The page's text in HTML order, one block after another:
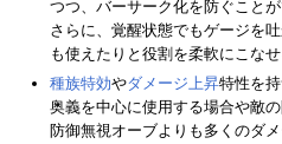
つつ、バーサーク化を防ぐことが
さらに、覚醒状態でもゲージを
も使えたりと役割を柔軟にこなせ
種族特効やダメージ上昇特性を
奥義を中心に使用する場合や敵
防御無視オーブよりも多くのダ